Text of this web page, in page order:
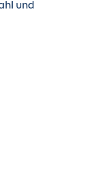
und